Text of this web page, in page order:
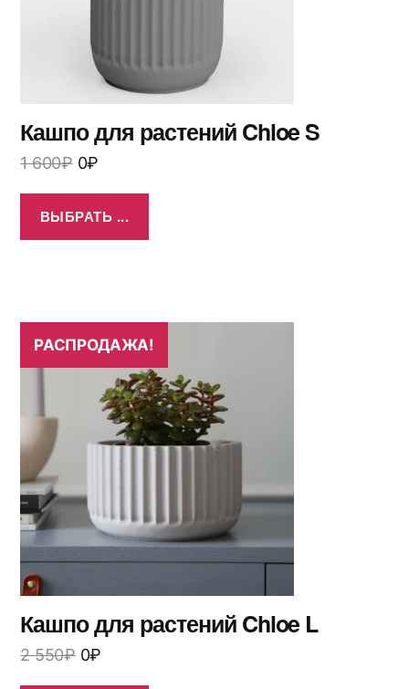
Кашпо для растений Chloe S
1 600₽ 0₽
ВЫБРАТЬ ...
РАСПРОДАЖА!
Кашпо для растений Chloe L
2 550₽ 0₽